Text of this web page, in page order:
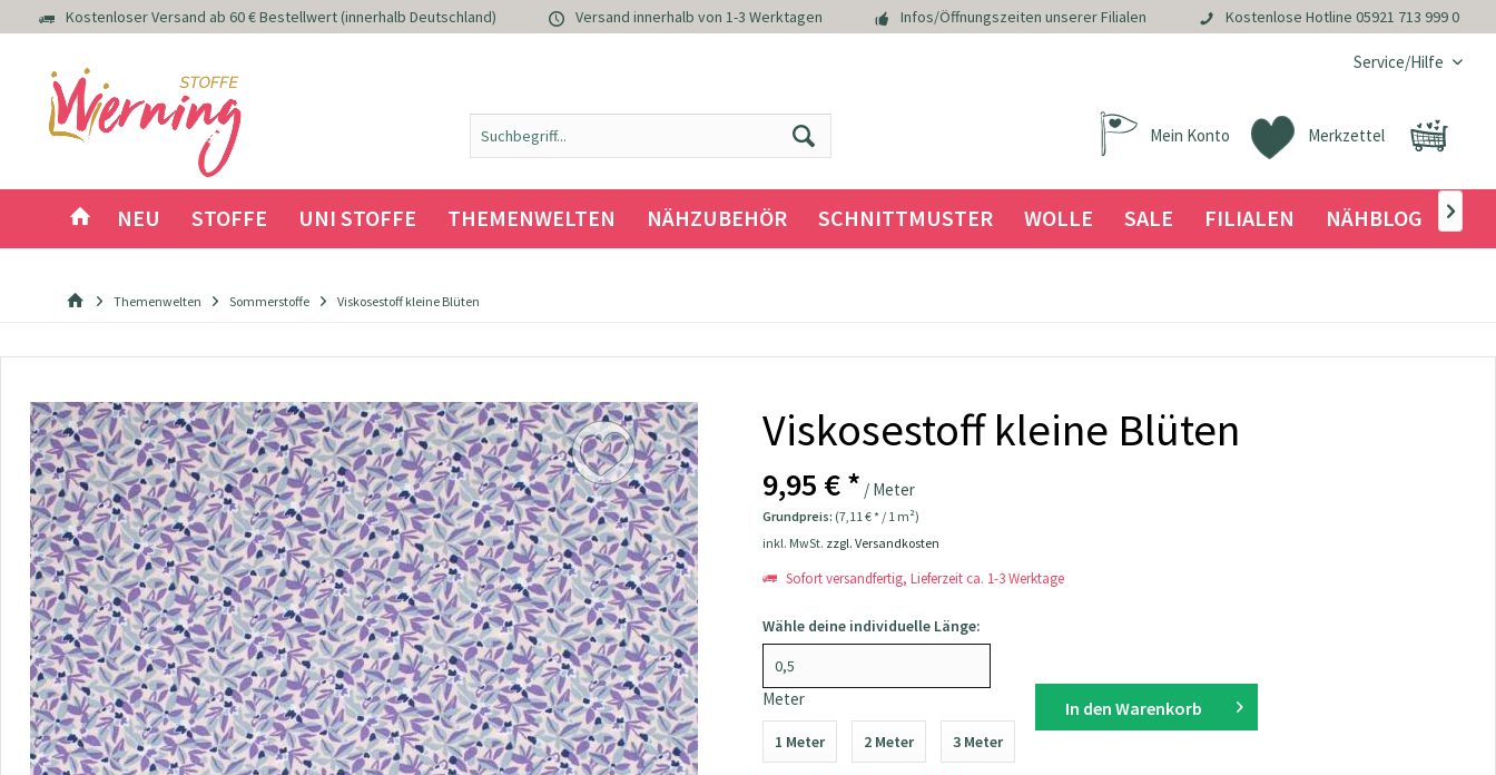
Kostenloser Versand ab 60 € Bestellwert (innerhalb Deutschland) Versand innerhalb von 1-3 Werktagen Infos/Öffnungszeiten unserer Filialen Kostenlose Hotline 05921 713 999 0
Service/Hilfe
Merkzettel
Mein Konto
NEU STOFFE UNI STOFFE THEMENWELTEN NÄHZUBEHÖR SCHNITTMUSTER WOLLE SALE FILIALEN NÄHBLOG 
Themenwelten Sommerstoffe Viskosestoff kleine Blüten
Viskosestoff kleine Blüten
9,95 € * / Meter
Grundpreis: (7,11 € * / 1 m²)
inkl. MwSt. zzgl. Versandkosten
Sofort versandfertig, Lieferzeit ca. 1-3 Werktage
Wähle deine individuelle Länge:
Meter
1 Meter 2 Meter 3 Meter
In den Warenkorb